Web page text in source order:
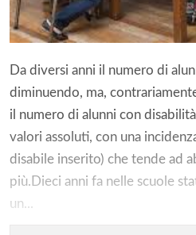
Da diversi anni il numero di
diminuendo, ma,
il numero di alunni con
valori assoluti, con una
disabile inserito) che tende ad
più.Dieci anni fa nelle scuole
un...